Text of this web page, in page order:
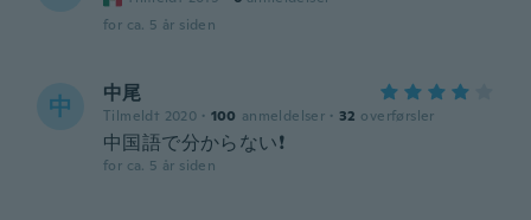
for ca. 5 år siden
中 中尾
Tilmeldt 2020 · 100 anmeldelser · 32 overførsler
中国語で分からない❗️
for ca. 5 år siden